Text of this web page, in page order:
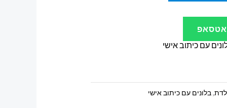
עם כיתוב אישי
,בלונים עם כיתוב אישי